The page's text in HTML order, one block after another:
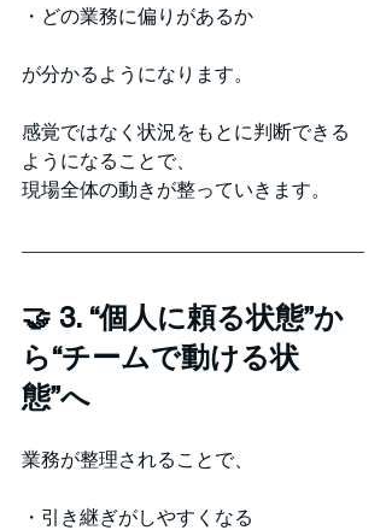
・どの業務に偏りがあるか
が分かるようになります。
感覚ではなく状況をもとに判断できる
ようになることで、
現場全体の動きが整っていきます。
🤝 3. “個人に頼る状態”か
ら“チームで動ける状
態”へ
業務が整理されることで、
・引き継ぎがしやすくなる